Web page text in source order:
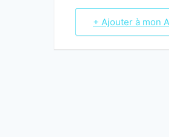
+ Ajouter à mon